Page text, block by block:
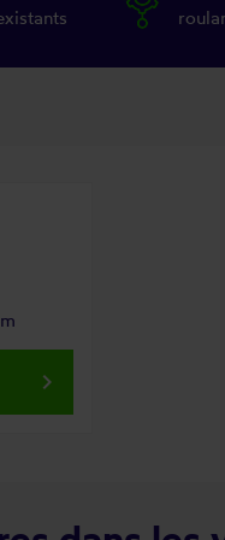
keyboard_arrow_right